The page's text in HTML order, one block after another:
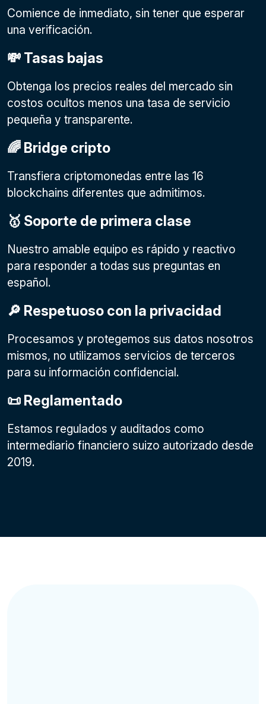
Comience de inmediato, sin tener que esperar
una verificación.
💸 Tasas bajas
Obtenga los precios reales del mercado sin
costos ocultos menos una tasa de servicio
pequeña y transparente.
🌈 Bridge cripto
Transfiera criptomonedas entre las 16
blockchains diferentes que admitimos.
🥇 Soporte de primera clase
Nuestro amable equipo es rápido y reactivo
para responder a todas sus preguntas en
español.
🔎 Respetuoso con la privacidad
Procesamos y protegemos sus datos nosotros
mismos, no utilizamos servicios de terceros
para su información confidencial.
📜 Reglamentado
Estamos regulados y auditados como
intermediario financiero suizo autorizado desde
2019.